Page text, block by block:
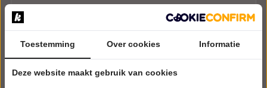
Daar is hij weer!
CABARET
Tickets
Toestemming Over cookies Informatie
Deze website maakt gebruik van cookies